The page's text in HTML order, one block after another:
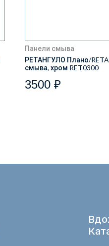
Панели смыва
РЕТАНГУЛО Плано/
смыва, хром RET0300
3500 ₽